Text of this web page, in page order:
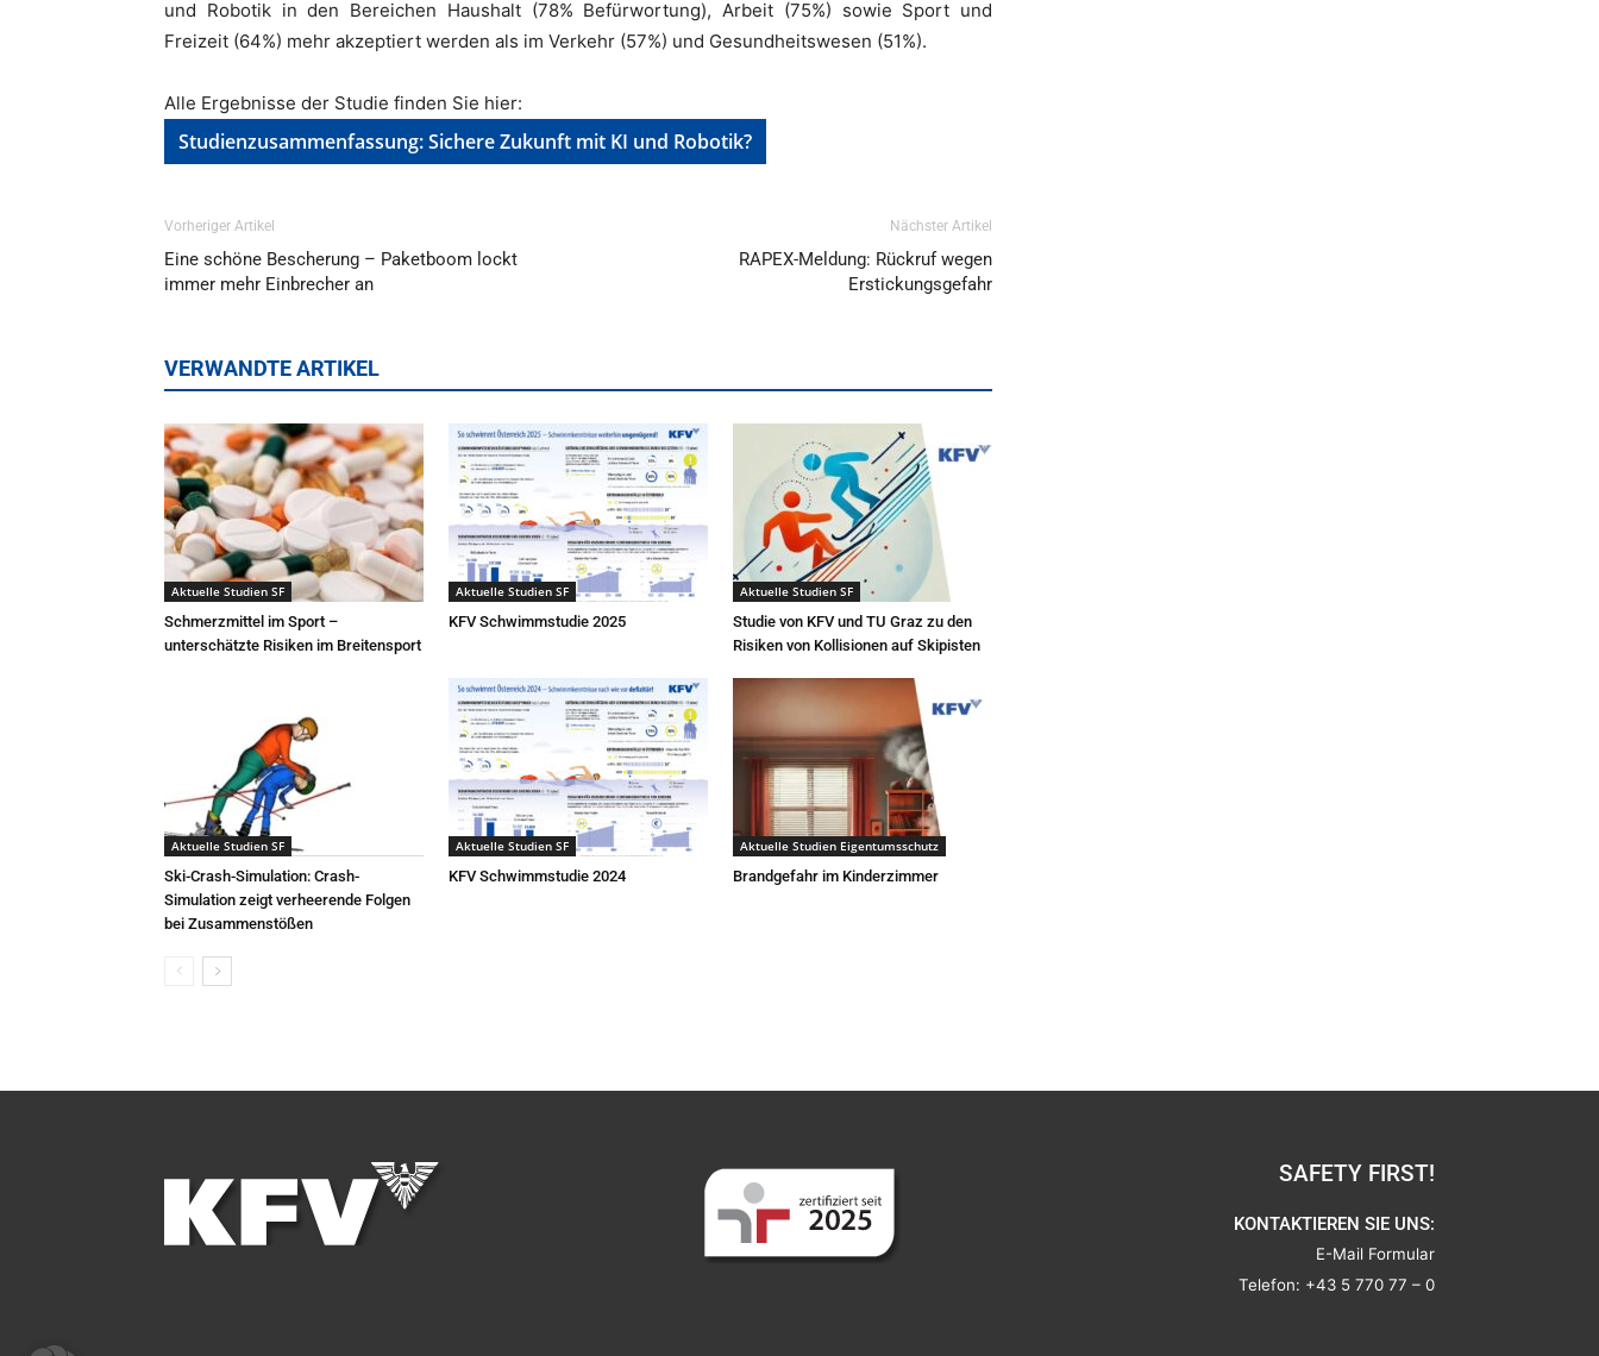
und Robotik in den Bereichen Haushalt (78% Befürwortung), Arbeit (75%) sowie Sport und
Freizeit (64%) mehr akzeptiert werden als im Verkehr (57%) und Gesundheitswesen (51%).
Alle Ergebnisse der Studie finden Sie hier:
Studienzusammenfassung: Sichere Zukunft mit KI und Robotik?
Vorheriger Artikel
Eine schöne Bescherung – Paketboom lockt
immer mehr Einbrecher an
Nächster Artikel
RAPEX-Meldung: Rückruf wegen
Erstickungsgefahr
VERWANDTE ARTIKEL
Aktuelle Studien SF
Schmerzmittel im Sport –
unterschätzte Risiken im Breitensport
Aktuelle Studien SF
KFV Schwimmstudie 2025
Aktuelle Studien SF
Studie von KFV und TU Graz zu den
Risiken von Kollisionen auf Skipisten
Aktuelle Studien SF
Ski-Crash-Simulation: Crash-
Simulation zeigt verheerende Folgen
bei Zusammenstößen
Aktuelle Studien SF
KFV Schwimmstudie 2024
Aktuelle Studien Eigentumsschutz
Brandgefahr im Kinderzimmer
SAFETY FIRST!
KONTAKTIEREN SIE UNS:
E-Mail Formular
Telefon: +43 5 770 77 – 0